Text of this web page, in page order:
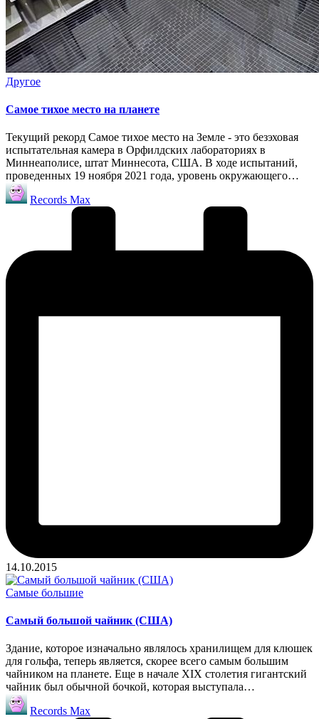
Опубликовано
Другое
Самое тихое место на планете
Текущий рекорд Самое тихое место на Земле - это безэховая
испытательная камера в Орфилдских лабораториях в
Миннеаполисе, штат Миннесота, США. В ходе испытаний,
проведенных 19 ноября 2021 года, уровень окружающего…
Запись
от
Records Max
14.10.2015
Опубликовано
Самые большие
Самый большой чайник (США)
Здание, которое изначально являлось хранилищем для клюшек
для гольфа, теперь является, скорее всего самым большим
чайником на планете. Еще в начале XIX столетия гигантский
чайник был обычной бочкой, которая выступала…
Запись
от
Records Max